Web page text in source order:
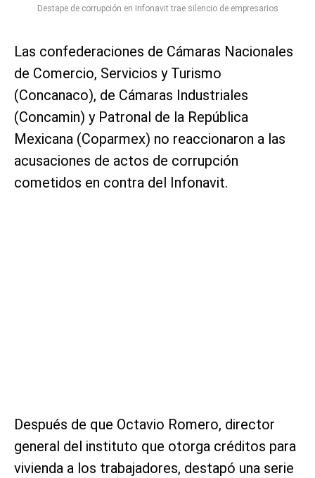
Destape de corrupción en Infonavit trae silencio de empresarios
Las confederaciones de Cámaras Nacionales
de Comercio, Servicios y Turismo
(Concanaco), de Cámaras Industriales
(Concamin) y Patronal de la República
Mexicana (Coparmex) no reaccionaron a las
acusaciones de actos de corrupción
cometidos en contra del Infonavit.
Después de que Octavio Romero, director
general del instituto que otorga créditos para
vivienda a los trabajadores, destapó una serie